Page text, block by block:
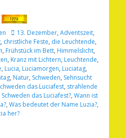
Schlagworte
13. Dezember, Adventszeit,
, christliche Feste, die Leuchtende,
, Frühstück im Bett, Himmelslicht,
, Kranz mit Lichtern, Leuchtende,
, Lucia, Luciamorgen, Luciatag,
, Natur, Schweden, Sehnsucht
das Luciafest, strahlende
das Luciafest?, Wann ist
, Was bedeutet der Name Luzia?,
her?